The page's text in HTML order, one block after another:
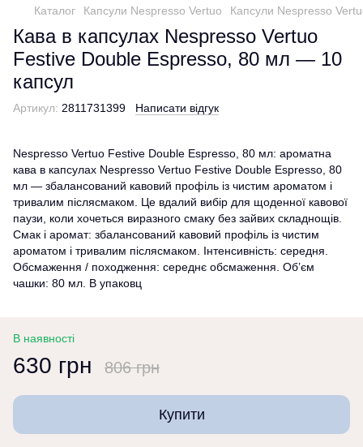
Каталог Капсули Nespresso Vertuo Капсули Nespresso
Кава в капсулах Nespresso Vertuo
Festive Double Espresso, 80 мл — 10
капсул
Артикул: 2811731399 Написати відгук
Nespresso Vertuo Festive Double Espresso, 80 мл: ароматна
кава в капсулах Nespresso Vertuo Festive Double Espresso, 80
мл — збалансований кавовий профіль із чистим ароматом і
тривалим післясмаком. Це вдалий вибір для щоденної кавової
паузи, коли хочеться виразного смаку без зайвих складнощів.
Смак і аромат: збалансований кавовий профіль із чистим
ароматом і тривалим післясмаком. Інтенсивність: середня.
Обсмаження / походження: середнє обсмаження. Об’єм
чашки: 80 мл. В упаковц
В наявності
630 грн 806 грн
Купити